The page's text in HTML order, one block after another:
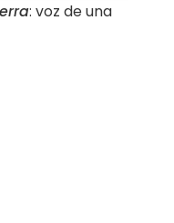
: voz de una